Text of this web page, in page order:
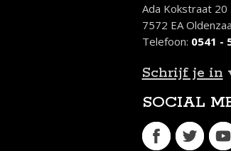
Ada Kokstraat 20
7572 EA
Telefoon: 0541 -
Schrijf je in
SOCIAL